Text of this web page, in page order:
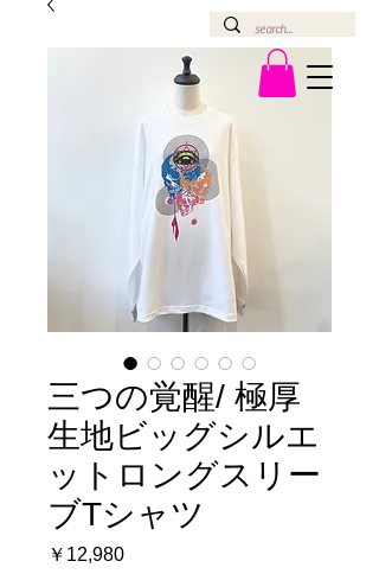
三つの覚醒/ 極厚
生地ビッグシルエ
ットロングスリー
ブTシャツ
￥12,980価